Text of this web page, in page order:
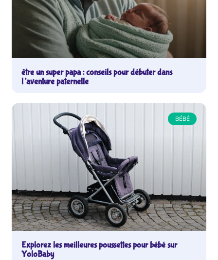
être un super papa : conseils pour débuter dans
l’aventure paternelle
BÉBÉ
Explorez les meilleures poussettes pour bébé sur
YoloBaby